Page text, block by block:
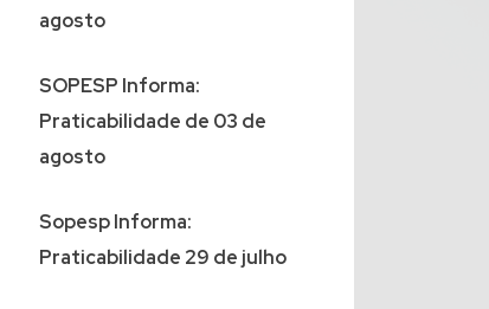
agosto
SOPESP Informa:
Praticabilidade de 03 de
agosto
Sopesp Informa:
Praticabilidade 29 de julho